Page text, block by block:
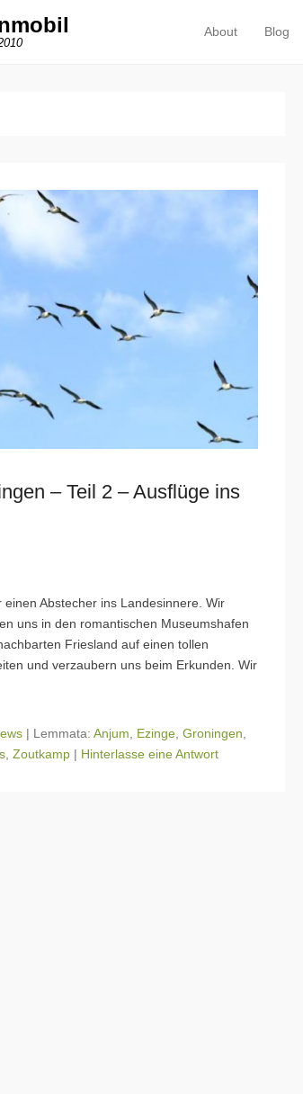
Primäres Menü
Zum Inhalt springen
About Blog
– Teil 2 – Ausflüge ins
Abstecher ins Landesinnere. Wir
uns in den romantischen Museumshafen
Friesland auf einen tollen
und verzaubern uns beim Erkunden. Wir
| Lemmata: Anjum Ezinge Groningen
Zoutkamp | Hinterlasse eine Antwort